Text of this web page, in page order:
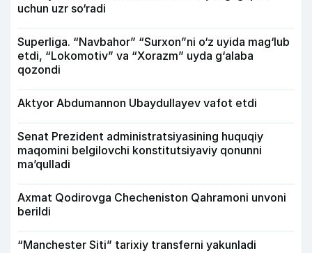
uchun uzr so‘radi
Superliga. “Navbahor” “Surxon”ni o‘z uyida mag‘lub
etdi, “Lokomotiv” va “Xorazm” uyda g‘alaba
qozondi
Aktyor Abdu­mannon Ubaydullayev vafot etdi
Senat Prezident administratsiyasining huquqiy
maqomini belgilovchi konstitutsiyaviy qonunni
ma’qulladi
Axmat Qodirovga Checheniston Qahramoni unvoni
berildi
“Manchester Siti” tarixiy transferni yakunladi